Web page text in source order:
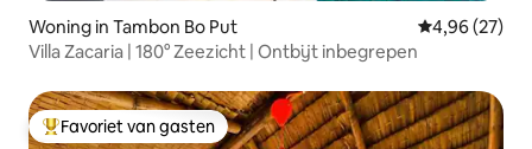
Woning in Tambon Bo Put Gemiddelde
4,96 (27)
Villa Zacaria | 180° Zeezicht | Ontbijt inbegrepen
Topfavoriet van gasten
Favoriet van gasten